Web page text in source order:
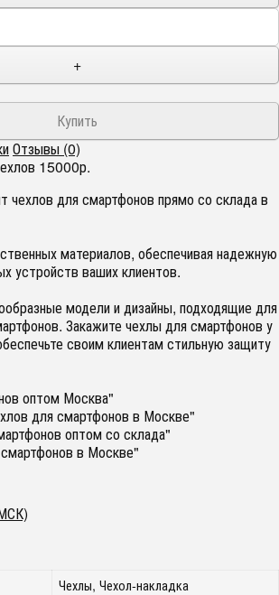
+
Отзывы (0)
15000р.
чехлов для смартфонов прямо со склада в
материалов, обеспечивая надежную
устройств ваших клиентов.
модели и дизайны, подходящие для
Закажите чехлы для смартфонов у
своим клиентам стильную защиту
оптом Москва"
для смартфонов в Москве"
оптом со склада"
в Москве"
Чехлы, Чехол-накладка